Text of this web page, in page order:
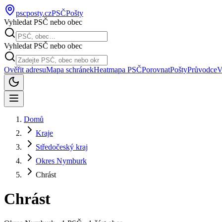
pscposty.czPSČPošty
Vyhledat PSČ nebo obec
Vyhledat PSČ nebo obec
Ověřit adresuMapa schránekHeatmapa PSČPorovnatPoštyPrůvodce
Domů
Kraje
Středočeský kraj
Okres Nymburk
Chrást
Chrást